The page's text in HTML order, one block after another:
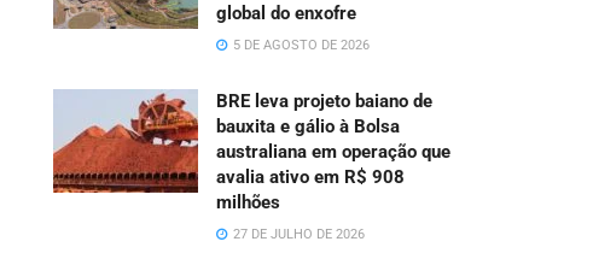
global do enxofre
5 DE AGOSTO DE 2026
BRE leva projeto baiano de
bauxita e gálio à Bolsa
australiana em operação que
avalia ativo em R$ 908
milhões
27 DE JULHO DE 2026